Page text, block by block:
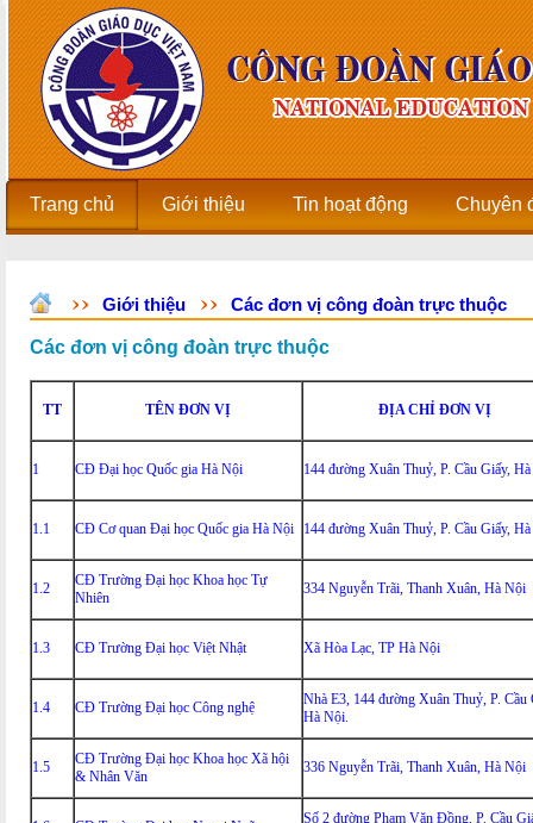
Trang chủ Giới thiệu Tin hoạt động Chuyên
Giới thiệu Các đơn vị công đoàn trực thuộc
Các đơn vị công đoàn trực thuộc
TT TÊN ĐƠN VỊ ĐỊA CHỈ ĐƠN VỊ
1 CĐ Đại học Quốc gia Hà Nội 144 đường Xuân Thuỷ, P. Cầu Giấy,
1.1 CĐ Cơ quan Đại học Quốc gia Hà Nội 144 đường Xuân Thuỷ, P. Cầu Giấy,
1.2
CĐ Trường Đại học Khoa học Tự
Nhiên
334 Nguyễn Trãi, Thanh Xuân, Hà Nội
1.3 CĐ Trường Đại học Việt Nhật Xã Hòa Lạc, TP Hà Nội
1.4 CĐ Trường Đại học Công nghệ
Nhà E3, 144 đường Xuân Thuỷ, P. Cầu
Hà Nội.
1.5
CĐ Trường Đại học Khoa học Xã hội
& Nhân Văn
336 Nguyễn Trãi, Thanh Xuân, Hà Nội
Số 2 đường Phạm Văn Đồng, P. Cầu